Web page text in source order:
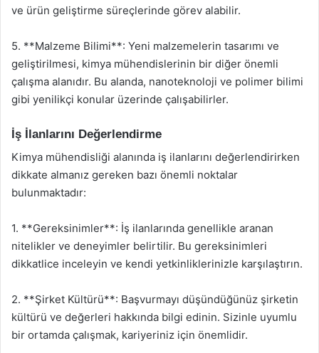
ve ürün geliştirme süreçlerinde görev alabilir.
5. **Malzeme Bilimi**: Yeni malzemelerin tasarımı ve
geliştirilmesi, kimya mühendislerinin bir diğer önemli
çalışma alanıdır. Bu alanda, nanoteknoloji ve polimer bilimi
gibi yenilikçi konular üzerinde çalışabilirler.
İş İlanlarını Değerlendirme
Kimya mühendisliği alanında iş ilanlarını değerlendirirken
dikkate almanız gereken bazı önemli noktalar
bulunmaktadır:
1. **Gereksinimler**: İş ilanlarında genellikle aranan
nitelikler ve deneyimler belirtilir. Bu gereksinimleri
dikkatlice inceleyin ve kendi yetkinliklerinizle karşılaştırın.
2. **Şirket Kültürü**: Başvurmayı düşündüğünüz şirketin
kültürü ve değerleri hakkında bilgi edinin. Sizinle uyumlu
bir ortamda çalışmak, kariyeriniz için önemlidir.